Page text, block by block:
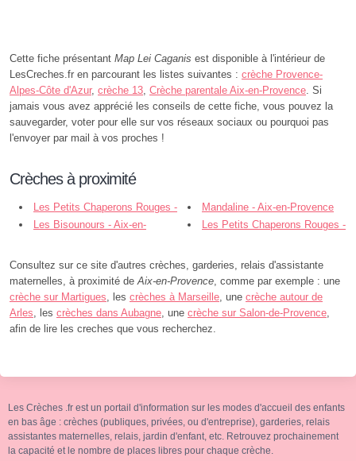
Cette fiche présentant Map Lei Caganis est disponible à l'intérieur de
LesCreches.fr en parcourant les listes suivantes : crèche Provence-
Alpes-Côte d'Azur, crèche 13 Crèche parentale Aix-en-Provence . Si
jamais vous avez apprécié les conseils de cette fiche, vous pouvez la
sauvegarder, voter pour elle sur vos réseaux sociaux ou pourquoi pas
l'envoyer par mail à vos proches !
Crèches à proximité
Les Petits Chaperons Rouges -
Aix Dsp Agora - Aix-en-Provence
Mandaline - Aix-en-Provence
Les Bisounours - Aix-en-
Les Petits Chaperons Rouges -
Provence
Consultez sur ce site d'autres crèches, garderies, relais d'assistante
maternelles, à proximité de Aix-en-Provence , comme par exemple : une
crèche sur Martigues , les crèches à Marseille , une crèche autour de
Arles , les crèches dans Aubagne , une crèche sur Salon-de-Provence
afin de lire les creches que vous recherchez.
Les Crèches .fr est un portail d'information sur les modes d'accueil des enfants
en bas âge : crèches (publiques, privées, ou d'entreprise), garderies, relais
assistantes maternelles, relais, jardin d'enfant, etc. Retrouvez prochainement
la capacité et le nombre de places libres pour chaque crèche.